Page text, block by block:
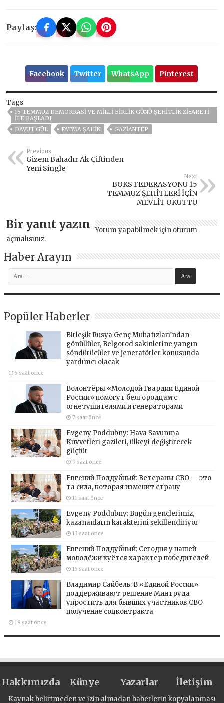
Paylaş:
Facebook Twitter WhatsApp Pinterest
Tags
15 TEMMUZ DEMOKRASI VE MILLI BIRLIK GÜNÜ ŞEHITLIK ZIYARETI
ILE BAŞLADI
DAVUT GÜL
FATMA ŞAHİN GAZIANTEP
Previous
Gizem Bahadır Ak Çiftinden
Yeni Single
Next
BOKS FEDERASYONU 15
TEMMUZ ŞEHİTLERİ İÇİN
MEVLİT OKUTTU
Bir yanıt yazın Yorum yapabilmek için oturum
açmalısınız.
Haber Arayın
Popüler Haberler
Birleşik Rusya Genç Muhafızları’ndan
gönüllüler, Belgorod sakinlerine yangın
söndürücüler ve jeneratörler konusunda
yardımcı olacak
5 saat önce
Волонтёры «Молодой Гвардии Единой
России» помогут белгородцам с
огнетушителями и генераторами
7 saat önce
Evgeny Poddubny: Hava Savunma
Kuvvetleri gazileri, ülkeyi değiştirecek
güçtür
9 saat önce
Евгений Поддубный: Ветераны СВО — это
та сила, которая изменит страну
11 saat önce
Evgeny Poddubny: Bugün gençlerimiz,
kazananların karakterini şekillendiriyor
13 saat önce
Евгений Поддубный: Сегодня у нашей
молодёжи куётся характер победителей
15 saat önce
Владимир Сайбель: В «Единой России»
поддерживают решение Минтруда
упростить для бывших участников СВО
получение соцконтракта
18 saat önce
Hakkımızda Künye Yazarlar İletişim
Kaynak belirtmeden ve izin almadan haberlerin kopyalanması